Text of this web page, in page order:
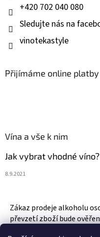
+420 702 040 080
Sledujte nás na
vinotekastyle
Přijímáme online platby
Vína a vše k nim
Jak vybrat vhodné víno?
8.9.2021
Zákaz prodeje alkoholu
převzetí zboží bude